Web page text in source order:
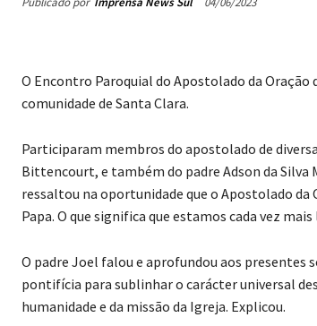
O Encontro Paroquial do Apostolado da Oração
comunidade de Santa Clara.
Participaram membros do apostolado de
Bittencourt, e também do padre Adson da Silva
ressaltou na oportunidade que o Apostolado da
Papa. O que significa que estamos cada vez
O padre Joel falou e aprofundou aos presentes
pontifícia para sublinhar o carácter universal
humanidade e da missão da Igreja. Explicou.